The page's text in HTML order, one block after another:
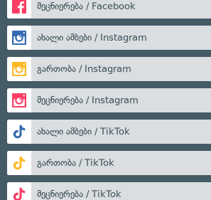
მეცნიერება / Facebook
ახალი ამბები / Instagram
გართობა / Instagram
მეცნიერება / Instagram
ახალი ამბები / TikTok
გართობა / TikTok
მეცნიერება / TikTok